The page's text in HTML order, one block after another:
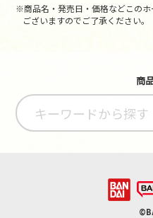
※商品名・発売日・価格などこの
ございますのでご了承ください。
商